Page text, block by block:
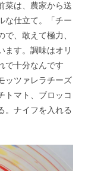
菜は、農家から送
な仕立て。「チー
、敢えて極力、
ます。調味はオリ
で十分なんです
ッツァレラチーズ
トマト、ブロッコ
。ナイフを入れる